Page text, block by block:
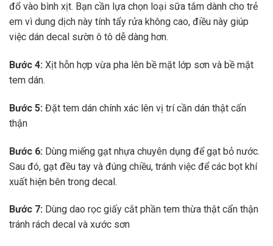
đổ vào bình xịt. Bạn cần lựa chọn loại sữa tắm dành cho trẻ
em vì dung dịch này tính tẩy rửa không cao, điều này giúp
việc dán decal sườn ô tô dễ dàng hơn.
Bước 4: Xịt hỗn hợp vừa pha lên bề mặt lớp sơn và bề mặt
tem dán.
Bước 5: Đặt tem dán chính xác lên vị trí cần dán thật cẩn
thận
Bước 6: Dùng miếng gạt nhựa chuyên dụng để gạt bỏ nước.
Sau đó, gạt đều tay và đúng chiều, tránh việc để các bọt khí
xuất hiện bên trong decal.
Bước 7: Dùng dao rọc giấy cắt phần tem thừa thật cẩn thận
tránh rách decal và xước sơn